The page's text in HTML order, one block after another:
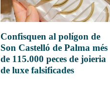
Confisquen al polígon de
Son Castelló de Palma més
de 115.000 peces de joieria
de luxe falsificades